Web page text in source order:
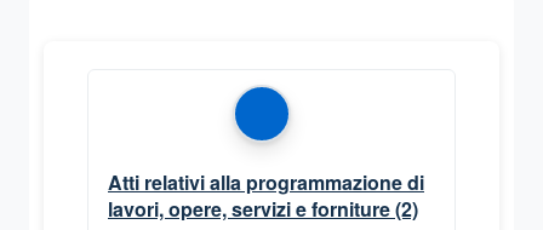
Atti relativi alla programmazione di
lavori, opere, servizi e forniture(2)